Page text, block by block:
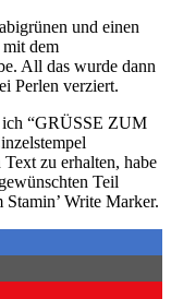
und einen
dem
All das wurde dann
Perlen verziert.
ich “GRÜSSE ZUM
zu erhalten, habe
Teil
Write Marker.